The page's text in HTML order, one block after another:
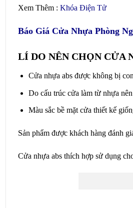
Xem Thêm : Khóa Điện Tử
Báo Giá Cửa Nhựa Phòng
LÍ DO NÊN CHỌN CỬA
Cửa nhựa abs được không bị
Do cấu trúc cửa làm từ nhựa
Màu sắc bề mặt cửa thiết kế
Sản phẩm được khách hàng đánh
Cửa nhựa abs thích hợp sử dụng